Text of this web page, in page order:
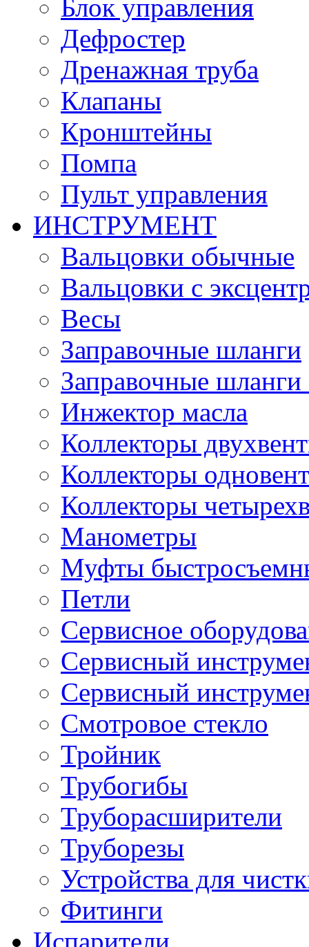
Блок управления
Дефростер
Дренажная труба
Клапаны
Кронштейны
Помпа
Пульт управления
ИНСТРУМЕНТ
Вальцовки обычные
Вальцовки с
Весы
Заправочные шланги
Заправочные шланги
Инжектор масла
Коллекторы
Коллекторы
Коллекторы
Манометры
Муфты
Петли
Сервисное
Сервисный
Сервисный
Смотровое стекло
Тройник
Трубогибы
Труборасширители
Труборезы
Устройства для
Фитинги
Испарители